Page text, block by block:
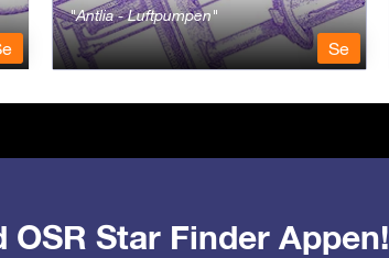
Antlia - Luftpumpen
Se
Star Finder Appen!